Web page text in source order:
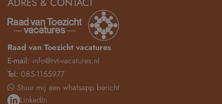
Raad van Toezicht vacatures
E-mail: info@rvt-vacatures.nl
Tel: 085-1155977
Stuur mij een whatsapp bericht
LinkedIn